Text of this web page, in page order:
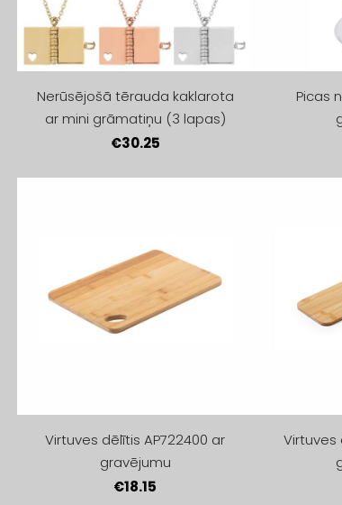
Nerūsējošā tērauda kaklarota
ar mini grāmatiņu (3 lapas)
€30.25
Picas
Virtuves dēlītis AP722400 ar
gravējumu
€18.15
Virtuves